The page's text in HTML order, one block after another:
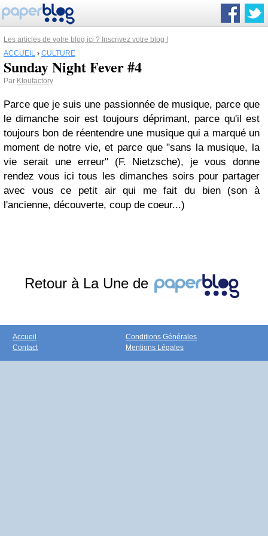
Les articles de votre blog ici ? Inscrivez votre blog !
ACCUEIL › CULTURE
Sunday Night Fever #4
Par Ktoufactory
Parce que je suis une passionnée de musique, parce que
le dimanche soir est toujours déprimant, parce qu'il est
toujours bon de réentendre une musique qui a marqué un
moment de notre vie, et parce que "sans la musique, la
vie serait une erreur" (F. Nietzsche), je vous donne
rendez vous ici tous les dimanches soirs pour partager
avec vous ce petit air qui me fait du bien (son à
l'ancienne, découverte, coup de coeur...)
Retour à La Une de
Accueil
Contact
Conditions Générales
Mentions Légales